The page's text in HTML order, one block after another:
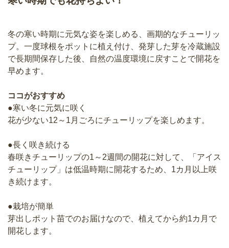
冬の寒い時期に元気な姿を楽しめる、画期的なチューリッ
プ。一度球根をポットに植え付け、発芽した芽を冷蔵施設
で長期間保存した後、自然の温度環境に戻すことで開花を
早めます。
ココがおすすめ
●寒い冬に元気に咲く
花が少ない12～1月ごろにチューリップを楽しめます。
●長く咲き続ける
春咲きチューリップの1～2週間の開花に対して、「アイス
チューリップ」は低温時期に開花するため、1カ月以上咲
き続けます。
●栽培が簡単
芽出しポット苗でのお届けなので、植えてから約1カ月で
開花します。